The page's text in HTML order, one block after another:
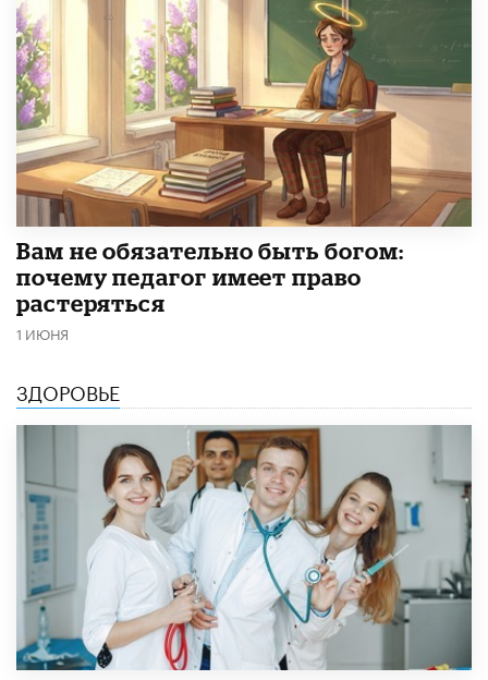
​Вам не обязательно быть богом:
почему педагог имеет право
растеряться
1 ИЮНЯ
ЗДОРОВЬЕ